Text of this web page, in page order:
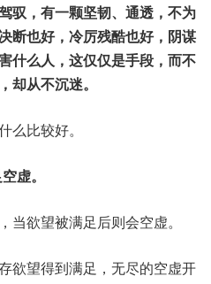
驭，有一颗坚韧、通透，不为
断也好，冷厉残酷也好，阴谋
什么人，这仅仅是手段，而不
却从不沉迷。
么比较好。
虚。
当欲望被满足后则会空虚。
欲望得到满足，无尽的空虚开